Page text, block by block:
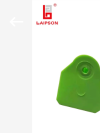
PRODUCTEN
ONGEVEER